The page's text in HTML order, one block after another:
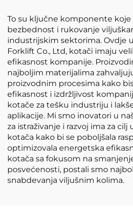
To su ključne komponente
bezbednost i rukovanje
industrijskim sektorima. Ovdje
Forklift Co., Ltd, kotači imaju
efikasnost kompanije.
najboljim materijalima
proizvodnim procesima kako
efikasnost i izdržljivost
kotače za tešku industriju i
aplikacije. Mi smo inovatori u
za istraživanje i razvoj ima za
kotača kako bi se poboljšala
optimizovala energetska
kotača sa fokusom na
posvećenosti, postali smo
snabdevanja viljušnim kolima.